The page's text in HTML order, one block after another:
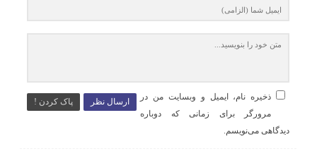
ارسال نظر پاک کردن !
ذخیره نام، ایمیل و وبسایت من در
مرورگر برای زمانی که دوباره
دیدگاهی می‌نویسم.